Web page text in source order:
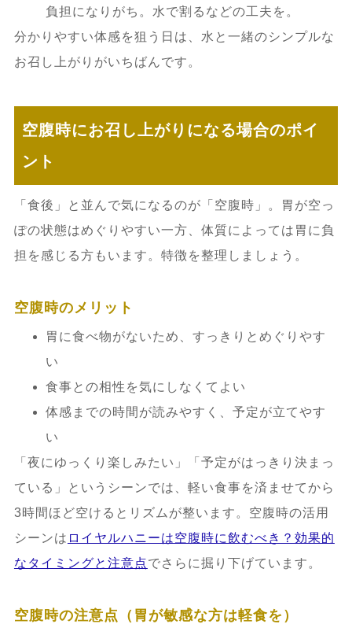
負担になりがち。水で割るなどの工夫を。
分かりやすい体感を狙う日は、水と一緒のシンプルな
お召し上がりがいちばんです。
空腹時にお召し上がりになる場合のポイ
ント
「食後」と並んで気になるのが「空腹時」。胃が空っ
ぽの状態はめぐりやすい一方、体質によっては胃に負
担を感じる方もいます。特徴を整理しましょう。
空腹時のメリット
胃に食べ物がないため、すっきりとめぐりやす
い
食事との相性を気にしなくてよい
体感までの時間が読みやすく、予定が立てやす
い
「夜にゆっくり楽しみたい」「予定がはっきり決まっ
ている」というシーンでは、軽い食事を済ませてから
3時間ほど空けるとリズムが整います。空腹時の活用
シーンは ロイヤルハニーは空腹時に飲むべき？効果的
なタイミングと注意点でさらに掘り下げています。
空腹時の注意点（胃が敏感な方は軽食を）